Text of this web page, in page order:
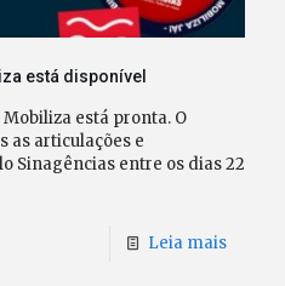
está disponível
está pronta. O
as articulações e
Sinagências entre os dias 22
Leia mais